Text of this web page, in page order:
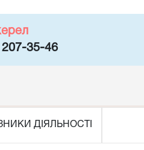
207-35-46
ДІЯЛЬНОСТІ